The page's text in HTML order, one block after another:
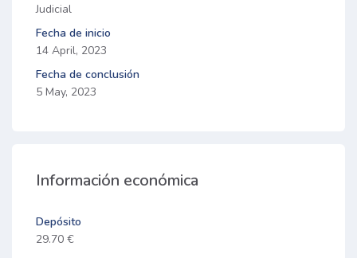
Judicial
Fecha de inicio
14 April, 2023
Fecha de conclusión
5 May, 2023
Información económica
Depósito
29.70 €